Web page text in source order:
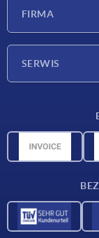
FIRMA
SERWIS
Dane CAD